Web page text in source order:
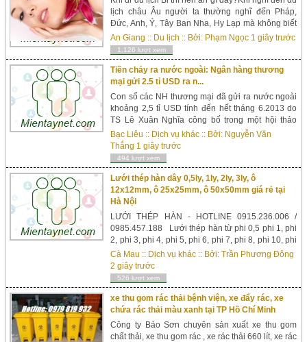
lịch châu Âu người ta thường nghĩ đến Pháp,
Đức, Anh, Ý, Tây Ban Nha, Hy Lạp mà không biết
rằng du lịch Bỉ cũng thú vị không kém chút nào. Bỉ
được mệnh danh là qu...
An Giang :: Du lịch :: Bởi: Phạm Ngọc 1 giây trước
1,126 lượt xem
Tiền chảy ra nước ngoài: Ngân hàng thương
mại gửi 2.5 tỉ USD ra n...
Con số các NH thương mại đã gửi ra nước ngoài
khoảng 2,5 tỉ USD tính đến hết tháng 6.2013 do
TS Lê Xuân Nghĩa công bố trong một hội thảo
tuần qua làm bộc lộ một nghịch lý.Đáng chú ý là
khu vực xuất khẩu, được phép vay ngoại tệ, được
kỳ vọng là đầu kéo tổng cầu của nền tài chính,
năng lực hấp thụ vốn vay cũng kém, nên c...
Bạc Liêu :: Dịch vụ khác :: Bởi: Nguyễn Văn
Thắng 1 giây trước
494 lượt xem
Lưới thép hàn dây 0,5ly, 1ly, 2ly, 3ly, ô
12x12mm, ô 25x25mm, ô 50x50mm giá rẻ tại
Hà Nội
LƯỚI THÉP HÀN - HOTLINE 0915.236.006 /
0985.457.188 Lưới thép hàn từ phi 0,5 phi 1, phi
2, phi 3, phi 4, phi 5, phi 6, phi 7, phi 8, phi 10, phi
12 với mắt lưới tùy thuộc theo yêu cầu của khách
hàng. Chúng tôi là nhà sản xuất và phân phối
chính lưới thép hàn các loại chất lượng cao. Lưới
thép hàn đã được kéo...
Cà Mau :: Dịch vụ khác :: Bởi:Trần Phương Đông
2 giây trước
526 lượt xem
xe thu gom rác thải bệnh viện, xe đẩy rác, xe
chứa rác thải màu xanh tại TP Hồ Chí Minh
Công ty Bảo Sơn chuyên sản xuất xe thu gom
chất thải, xe thu gom rác , xe rác thải 660 lít, xe rác